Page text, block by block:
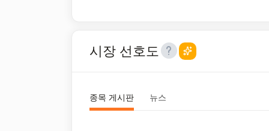
시장 선호도
종목 게시판 뉴스